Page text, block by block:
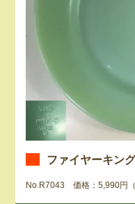
ファイヤーキン
No.R7043 価格：5,990円